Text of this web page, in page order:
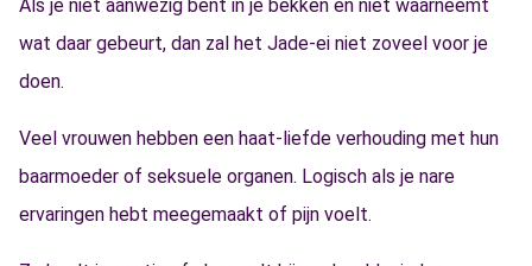
Als je niet aanwezig bent in je bekken en niet waarneemt
wat daar gebeurt, dan zal het Jade-ei niet zoveel voor je
doen.
Veel vrouwen hebben een haat-liefde verhouding met hun
baarmoeder of seksuele organen. Logisch als je nare
ervaringen hebt meegemaakt of pijn voelt.